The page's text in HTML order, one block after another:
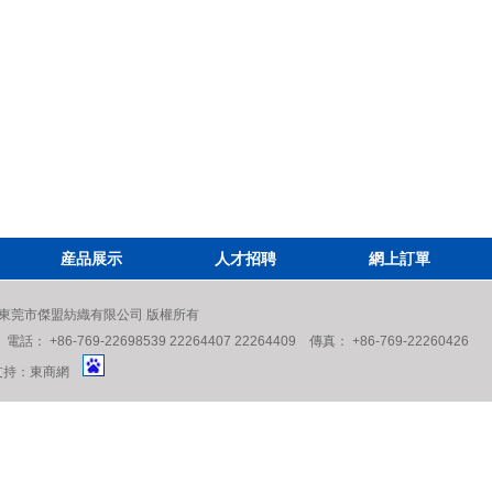
産品展示 人才招聘 網上訂單
市傑盟紡織有限公司 版權所有
話： +86-769-22698539 22264407 22264409 傳真： +86-769-22260426
： 東商網